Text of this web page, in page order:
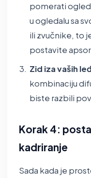
pomerati
u ogledalu sa
ili zvučnike, to
postavite
Zid iza vaših
kombinaciju
biste razbili
Korak 4:
kadriranje
Sada kada je